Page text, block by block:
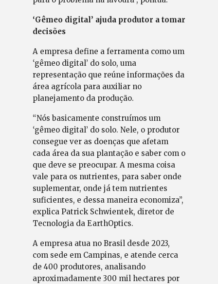
‘Gêmeo digital’ ajuda produtor a tomar
decisões
A empresa define a ferramenta como um
‘gêmeo digital’ do solo, uma
representação que reúne informações da
área agrícola para auxiliar no
planejamento da produção.
“Nós basicamente construímos um
‘gêmeo digital’ do solo. Nele, o produtor
consegue ver as doenças que afetam
cada área da sua plantação e saber com o
que deve se preocupar. A mesma coisa
vale para os nutrientes, para saber onde
suplementar, onde já tem nutrientes
suficientes, e dessa maneira economiza”,
explica Patrick Schwientek, diretor de
Tecnologia da EarthOptics.
A empresa atua no Brasil desde 2023,
com sede em Campinas, e atende cerca
de 400 produtores, analisando
aproximadamente 300 mil hectares por